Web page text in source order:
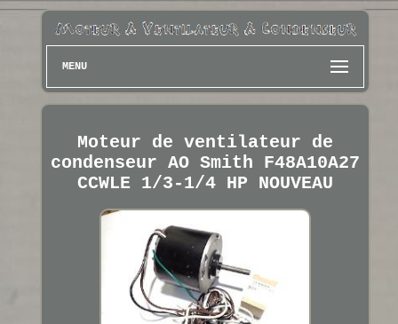
MENU
Moteur de ventilateur de
condenseur AO Smith F48A10A27
CCWLE 1/3-1/4 HP NOUVEAU